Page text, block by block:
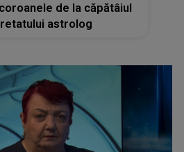
de la căpătâiul
astrolog